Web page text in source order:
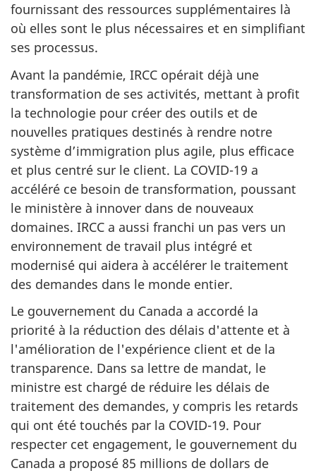
fournissant des ressources supplémentaires là
où elles sont le plus nécessaires et en simplifiant
ses processus.
Avant la pandémie, IRCC opérait déjà une
transformation de ses activités, mettant à profit
la technologie pour créer des outils et de
nouvelles pratiques destinés à rendre notre
système d’immigration plus agile, plus efficace
et plus centré sur le client. La COVID-19 a
accéléré ce besoin de transformation, poussant
le ministère à innover dans de nouveaux
domaines. IRCC a aussi franchi un pas vers un
environnement de travail plus intégré et
modernisé qui aidera à accélérer le traitement
des demandes dans le monde entier.
Le gouvernement du Canada a accordé la
priorité à la réduction des délais d'attente et à
l'amélioration de l'expérience client et de la
transparence. Dans sa lettre de mandat, le
ministre est chargé de réduire les délais de
traitement des demandes, y compris les retards
qui ont été touchés par la COVID-19. Pour
respecter cet engagement, le gouvernement du
Canada a proposé 85 millions de dollars de